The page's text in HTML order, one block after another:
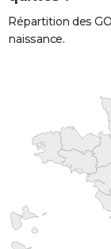
Répartition des
naissance.